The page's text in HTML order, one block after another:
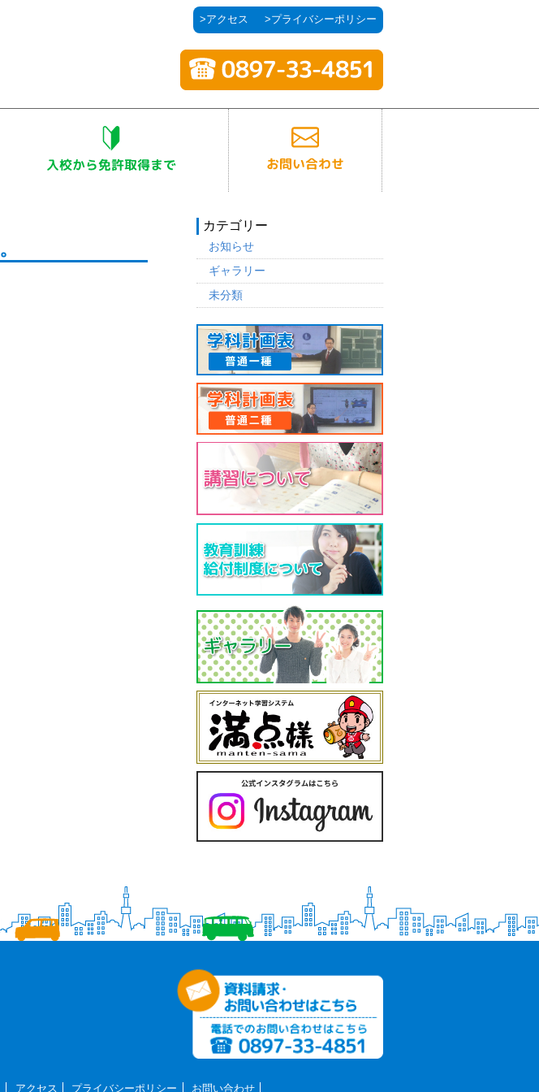
>アクセス >プライバシーポリシー
カテゴリー
お知らせ
ギャラリー
未分類
アクセス プライバシーポリシー お問い合わせ